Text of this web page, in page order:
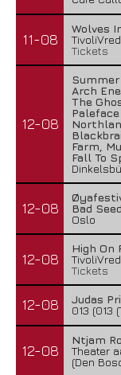
11-08
Wolves
Tickets
12-08
Summer
Arch
The
Farm,
Fall To
12-08
Bad
Oslo
12-08
High On
Tickets
12-08
Judas
013 (013
12-08
Ntjam
Theater
(Den